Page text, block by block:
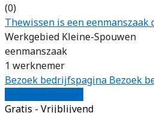
(0)
Thewissen is een eenmanszaak
Werkgebied Kleine-Spouwen
eenmanszaak
1 werknemer
Bezoek bedrijfspagina Bezoek
Gratis - Vrijblijvend